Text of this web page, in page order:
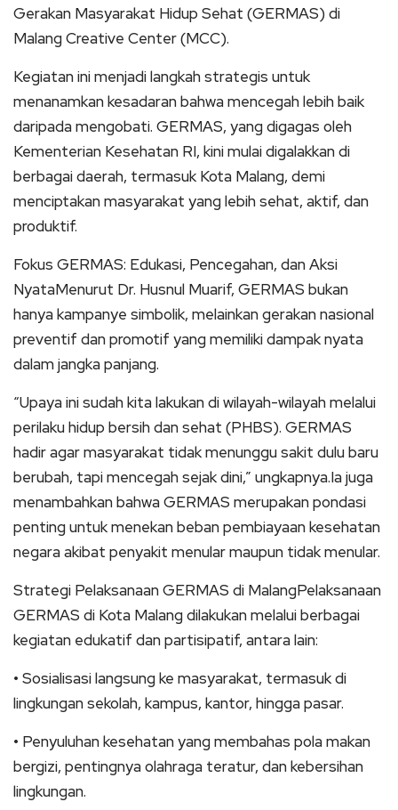
Gerakan Masyarakat Hidup Sehat (GERMAS) di
Malang Creative Center (MCC).
Kegiatan ini menjadi langkah strategis untuk
menanamkan kesadaran bahwa mencegah lebih baik
daripada mengobati. GERMAS, yang digagas oleh
Kementerian Kesehatan RI, kini mulai digalakkan di
berbagai daerah, termasuk Kota Malang, demi
menciptakan masyarakat yang lebih sehat, aktif, dan
produktif.
Fokus GERMAS: Edukasi, Pencegahan, dan Aksi
NyataMenurut Dr. Husnul Muarif, GERMAS bukan
hanya kampanye simbolik, melainkan gerakan nasional
preventif dan promotif yang memiliki dampak nyata
dalam jangka panjang.
“Upaya ini sudah kita lakukan di wilayah-wilayah melalui
perilaku hidup bersih dan sehat (PHBS). GERMAS
hadir agar masyarakat tidak menunggu sakit dulu baru
berubah, tapi mencegah sejak dini,” ungkapnya.Ia juga
menambahkan bahwa GERMAS merupakan pondasi
penting untuk menekan beban pembiayaan kesehatan
negara akibat penyakit menular maupun tidak menular.
Strategi Pelaksanaan GERMAS di MalangPelaksanaan
GERMAS di Kota Malang dilakukan melalui berbagai
kegiatan edukatif dan partisipatif, antara lain:
• Sosialisasi langsung ke masyarakat, termasuk di
lingkungan sekolah, kampus, kantor, hingga pasar.
• Penyuluhan kesehatan yang membahas pola makan
bergizi, pentingnya olahraga teratur, dan kebersihan
lingkungan.